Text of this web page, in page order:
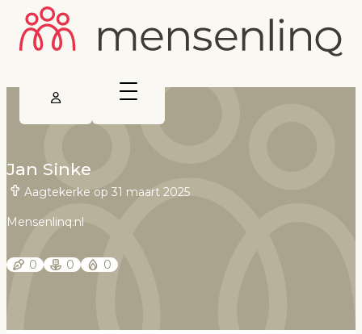
Jan Sinke
Aagtekerke op 31 maart 2025
Mensenlinq.nl
0 0 0